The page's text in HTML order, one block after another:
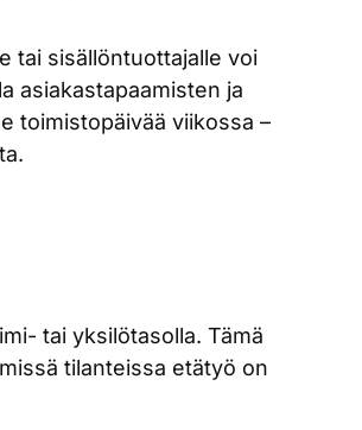
tai sisällöntuottajalle voi
asiakastapaamisten ja
toimistopäivää viikossa –
tai yksilötasolla. Tämä
tilanteissa etätyö on